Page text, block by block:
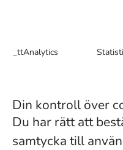
_ttAnalytics
Din kontroll över
Du har rätt att
samtycka till